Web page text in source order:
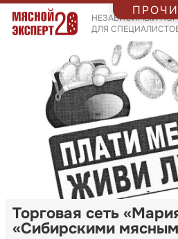
НЕЗАВИСИМЫЙ
ДЛЯ
Торговая сеть
«Сибирскими